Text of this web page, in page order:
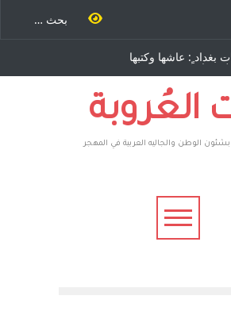
ٍ: عاشها وكتبها
رباح – نيوجرسي –
الامريكية
الوطن والجاليه العربية في المهجر